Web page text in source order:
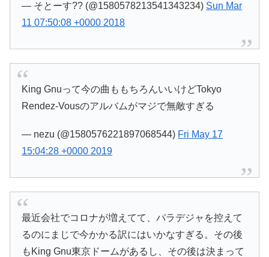
— そとーす?? (@1580578213541343234) Sun Mar
11 07:50:08 +0000 2018
King Gnuって今の曲ももちろんいいけどTokyo
Rendez-Vousのアルバムがマジで無敵すぎる
— nezu (@1580576221897068544) Fri May 17
15:04:28 +0000 2019
最近会社でコロナが増えてて、パラデジャを控えて
るのにまじで今かかる訳にはいかなすぎる。その後
もKing Gnu東京ドームがあるし、その後は決まって